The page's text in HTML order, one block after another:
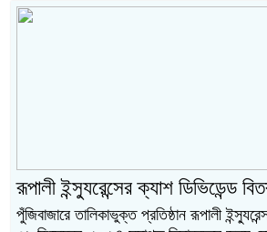
রূপালী ইন্স্যুরেন্সের ক্যাশ ডিভিডেন্ড
পুঁজিবাজারে তালিকাভুক্ত প্রতিষ্ঠান রূপালী